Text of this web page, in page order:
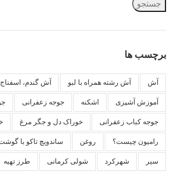
جستجو
برچسب ها
آش آش رشته همراه با لبو آش گندم، اسفناج
آموزش آشپزی اشکنه جوجه زعفرانی
جوجه کباب زعفرانی خوراک دل و جگر مرغ
رامیون چیست؟ روغن ساندویچ تاکو با
سیر شهرکرد شولی کرمانی طرز تهیه